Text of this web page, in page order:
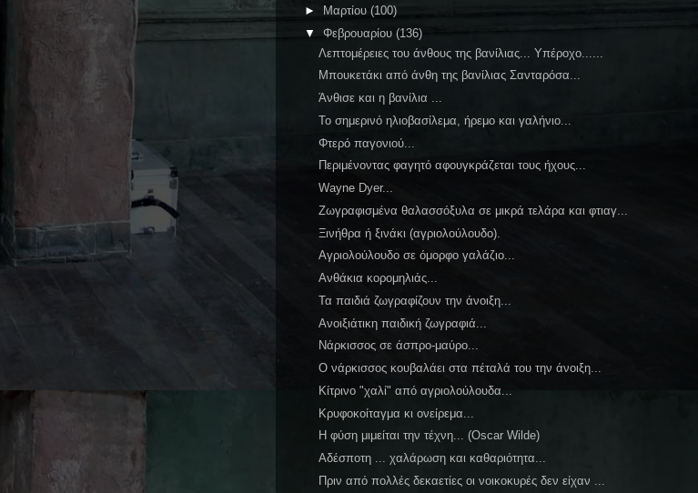
►
Μαρτίου (100)
▼ Φεβρουαρίου (136)
Λεπτομέρειες του άνθους της βανίλιας... Υπέροχο......
Μπουκετάκι από άνθη της βανίλιας Σανταρόσα...
Άνθισε και η βανίλια ...
Το σημερινό ηλιοβασίλεμα, ήρεμο και γαλήνιο...
Φτερό παγονιού...
Περιμένοντας φαγητό αφουγκράζεται τους ήχους...
Wayne Dyer...
Ζωγραφισμένα θαλασσόξυλα σε μικρά τελάρα και φτιαγ...
Ξινήθρα ή ξινάκι (αγριολούλουδο).
Αγριολούλουδο σε όμορφο γαλάζιο...
Ανθάκια κορομηλιάς...
Τα παιδιά ζωγραφίζουν την άνοιξη...
Ανοιξιάτικη παιδική ζωγραφιά...
Νάρκισσος σε άσπρο-μαύρο...
Ο νάρκισσος κουβαλάει στα πέταλά του την άνοιξη...
Κίτρινο "χαλί" από αγριολούλουδα...
Κρυφοκοίταγμα κι ονείρεμα...
Η φύση μιμείται την τέχνη... (Oscar Wilde)
Αδέσποτη ... χαλάρωση και καθαριότητα...
Πριν από πολλές δεκαετίες οι νοικοκυρές δεν είχαν ...